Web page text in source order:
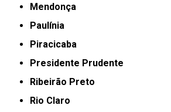
Mendonça
Paulínia
Piracicaba
Presidente Prudente
Ribeirão Preto
Rio Claro